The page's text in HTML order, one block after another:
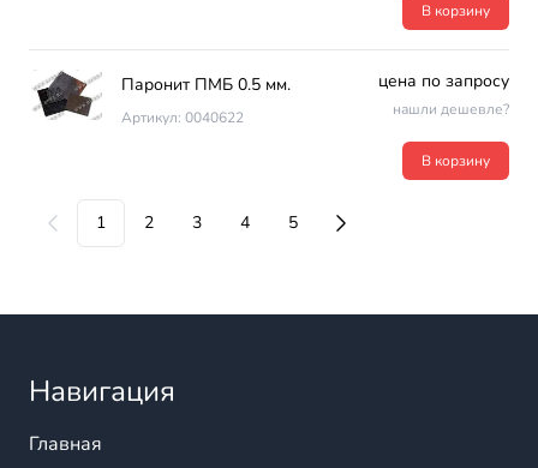
В корзину
Паронит ПМБ 0.5 мм.
Артикул: 0040622
цена по запросу
нашли дешевле?
В корзину
1 2 3 4 5
Навигация
Главная